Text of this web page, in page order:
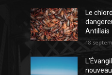
Le
Antillais
18